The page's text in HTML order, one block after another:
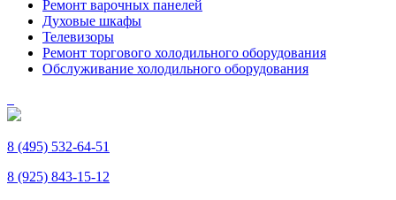
Ремонт варочных панелей
Духовые шкафы
Телевизоры
Ремонт торгового холодильного оборудования
Обслуживание холодильного оборудования
8 (495) 532-64-51
8 (925) 843-15-12